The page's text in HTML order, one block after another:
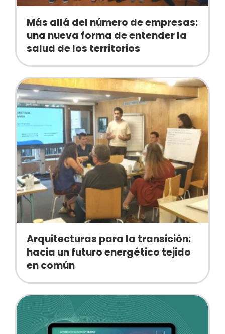
Más allá del número de empresas:
una nueva forma de entender la
salud de los territorios
Arquitecturas para la transición:
hacia un futuro energético tejido
en común